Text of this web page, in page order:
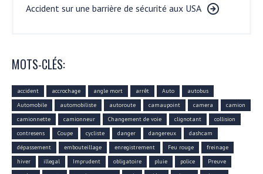
Accident sur une barrière de sécurité aux USA
MOTS-CLÉS:
accident accrochage angle mort arrêt Auto
autobus
Automobile
automobiliste autoroute camaupoint camera
camion
camionnette
camionneur Changement de voie clignotant
collision
contresens
Coupe cycliste danger dangereux
dashcam
dépassement
embouteillage enregistrement Feu rouge
freinage
hiver
illegal Imprudent obligatoire pluie police
Preuve